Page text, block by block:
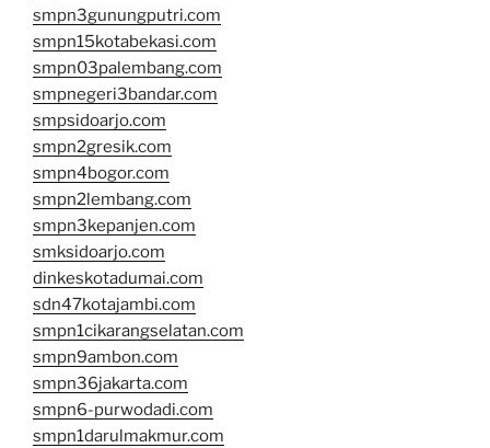
smpn3gunungputri.com
smpn15kotabekasi.com
smpn03palembang.com
smpnegeri3bandar.com
smpsidoarjo.com
smpn2gresik.com
smpn4bogor.com
smpn2lembang.com
smpn3kepanjen.com
smksidoarjo.com
dinkeskotadumai.com
sdn47kotajambi.com
smpn1cikarangselatan.com
smpn9ambon.com
smpn36jakarta.com
smpn6-purwodadi.com
smpn1darulmakmur.com